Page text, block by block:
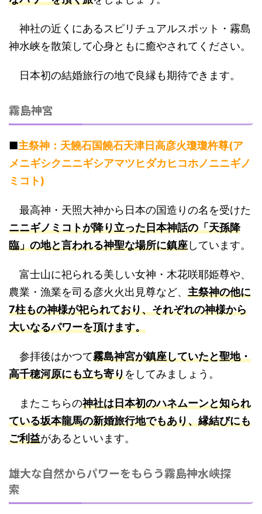
神社の近くにあるスピリチュアルスポット・霧島
神水峡を散策して心身ともに癒やされてください。
日本初の結婚旅行の地で良縁も期待できます。
霧島神宮
■主祭神：天饒石国饒石天津日高彦火瓊瓊杵尊(ア
メニギシクニニギシアマツヒダカヒコホノニニギノ
ミコト)
最高神・天照大神から日本の国造りの名を受けた
ニニギノミコトが降り立った日本神話の「天孫降
臨」の地と言われる神聖な場所に鎮座しています。
富士山に祀られる美しい女神・木花咲耶姫尊や、
農業・漁業を司る彦火火出見尊など、 主祭神の他に
7柱もの神様が祀られており、それぞれの神様から
大いなるパワーを頂けます。
参拝後はかつて霧島神宮が鎮座していたと聖地・
高千穂河原にも立ち寄りをしてみましょう。
またこちらの神社は日本初のハネムーンと知られ
ている坂本龍馬の新婚旅行地でもあり、縁結びにも
ご利益があるといいます。
雄大な自然からパワーをもらう霧島神水峡探
索